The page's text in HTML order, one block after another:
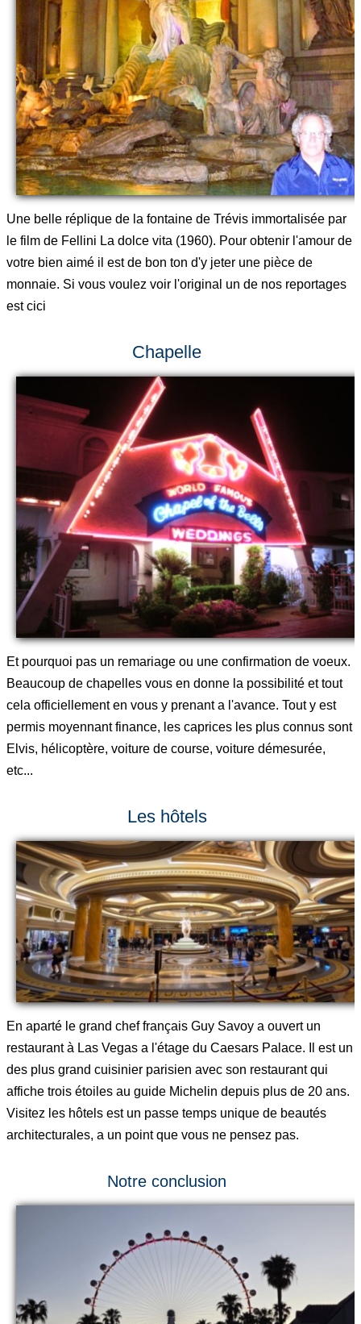
Une belle réplique de la fontaine de Trévis immortalisée par
le film de Fellini La dolce vita (1960). Pour obtenir l'amour de
votre bien aimé il est de bon ton d'y jeter une pièce de
monnaie. Si vous voulez voir l'original un de nos reportages
est cici
Chapelle
Et pourquoi pas un remariage ou une confirmation de voeux.
Beaucoup de chapelles vous en donne la possibilité et tout
cela officiellement en vous y prenant a l'avance. Tout y est
permis moyennant finance, les caprices les plus connus sont
Elvis, hélicoptère, voiture de course, voiture démesurée,
etc...
Les hôtels
En aparté le grand chef français Guy Savoy a ouvert un
restaurant à Las Vegas a l'étage du Caesars Palace. Il est un
des plus grand cuisinier parisien avec son restaurant qui
affiche trois étoiles au guide Michelin depuis plus de 20 ans.
Visitez les hôtels est un passe temps unique de beautés
architecturales, a un point que vous ne pensez pas.
Notre conclusion